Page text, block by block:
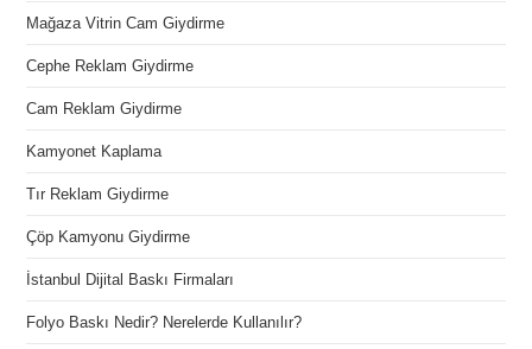
Mağaza Vitrin Cam Giydirme
Cephe Reklam Giydirme
Cam Reklam Giydirme
Kamyonet Kaplama
Tır Reklam Giydirme
Çöp Kamyonu Giydirme
İstanbul Dijital Baskı Firmaları
Folyo Baskı Nedir? Nerelerde Kullanılır?